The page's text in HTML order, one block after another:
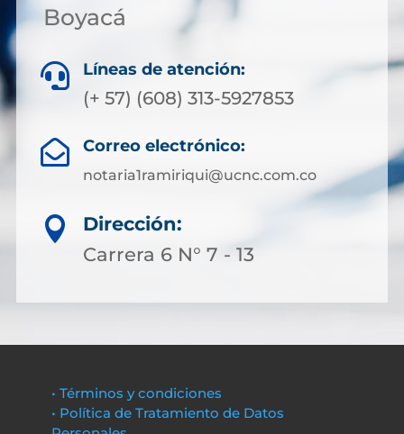
Boyacá
 Líneas de atención:
(+ 57) (608) 313-5927853
 Correo electrónico:
notaria1ramiriqui@ucnc.com.co

Dirección:
Carrera 6 N° 7 - 13
• Términos y condiciones
• Política de Tratamiento de Datos